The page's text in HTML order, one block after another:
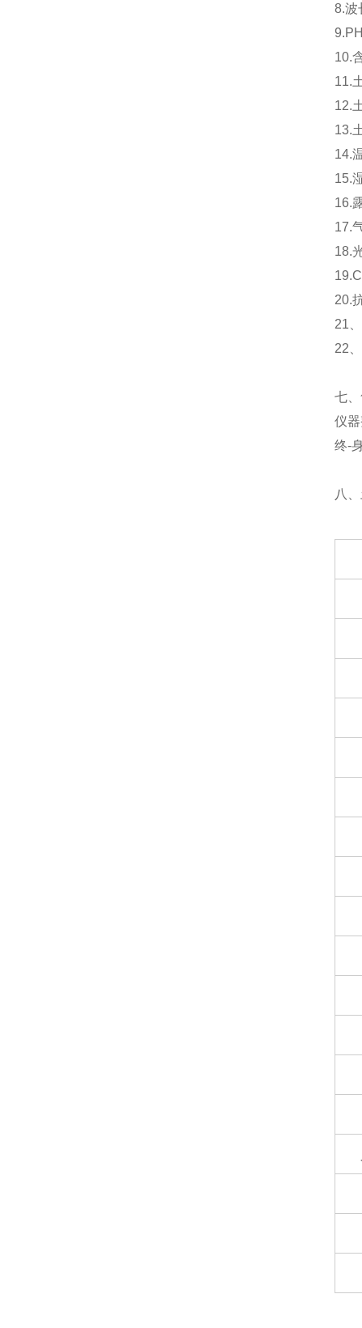
8.波
10.
11.
12.
13.
14.
15.
16.
17.
18.
20.
21
22
七
仪
终-
八